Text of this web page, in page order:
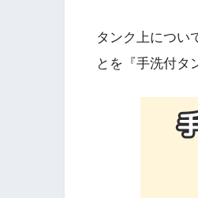
タンク上につい
とを『手洗付タ